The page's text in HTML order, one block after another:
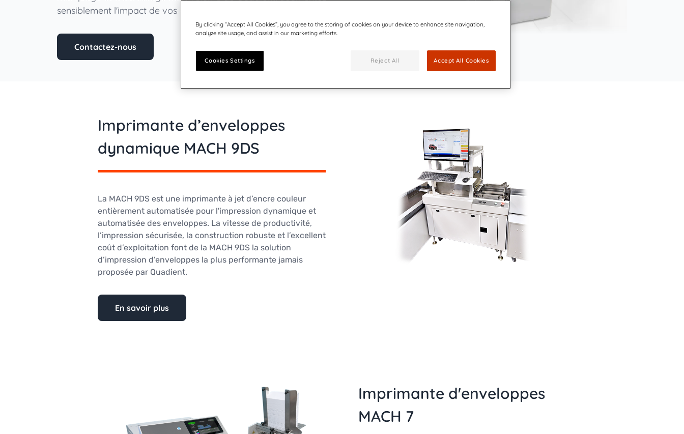
Germany
United States
Gestion de la Communication Client
fournisseurs
Suisse - DE
Inde
Norvège
Royaume Uni & Irlande
Canada - EN
sensiblement l'impact de vos envois.
Contactez-nous
Imprimante d’enveloppes
dynamique MACH 9DS
La MACH 9DS est une imprimante à jet d’encre couleur
entièrement automatisée pour l'impression dynamique et
automatisée des enveloppes. La vitesse de productivité,
l’impression sécurisée, la construction robuste et l’excellent
coût d’exploitation font de la MACH 9DS la solution
d’impression d’enveloppes la plus performante jamais
proposée par Quadient.
En savoir plus
Imprimante d'enveloppes
MACH 7
By clicking “Accept All Cookies”, you agree to the storing of cookies on your device to enhance site navigation,
analyze site usage, and assist in our marketing efforts.
Cookies Settings Reject All Accept All Cookies